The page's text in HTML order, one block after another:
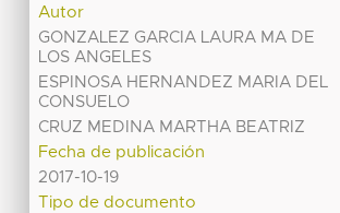
Autor
GONZALEZ GARCIA LAURA MA DE
LOS ANGELES
ESPINOSA HERNANDEZ MARIA DEL
CONSUELO
CRUZ MEDINA MARTHA BEATRIZ
Fecha de publicación
2017-10-19
Tipo de documento